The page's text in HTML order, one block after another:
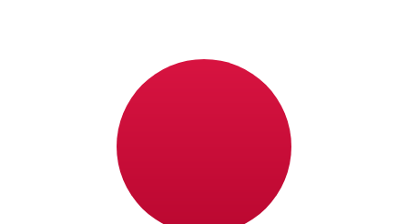
geldtransfers van UGX naar JPY hangen af van
factoren zoals het overboekingsbedrag. Meestal gaan
grotere transfers gepaard met lagere kosten en betere
wisselkoersen. Bekijk de vergelijkingstabel om PostBank
Uganda kosten met Xe te vergelijken.
Waarom overboeken met Xe in
plaats van met traditionele banken?